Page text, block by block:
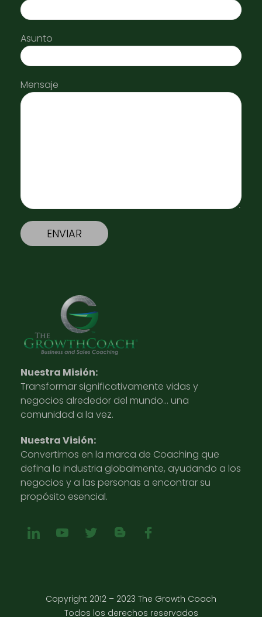
Asunto
Mensaje
Nuestra Misión:
Transformar significativamente vidas y
negocios alrededor del mundo… una
comunidad a la vez.
Nuestra Visión:
Convertirnos en la marca de Coaching que
defina la industria globalmente, ayudando a los
negocios y a las personas a encontrar su
propósito esencial.
Copyright 2012 – 2023 The Growth Coach
Todos los derechos reservados